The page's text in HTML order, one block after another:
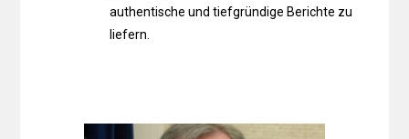
authentische und tiefgründige Berichte zu
liefern.